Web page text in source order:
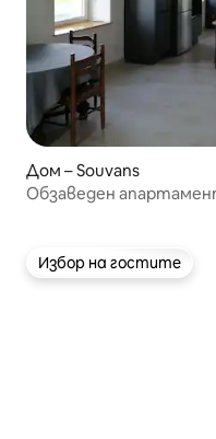
Дом – Souvans
Обзаведен
Избор на гостите
Избор на гостите